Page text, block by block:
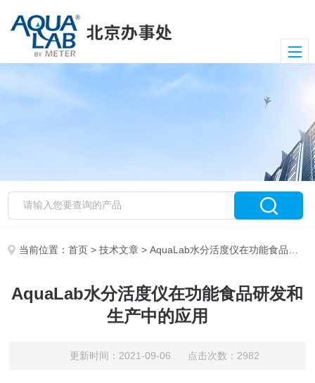
当前位置：首页 >技术文章 > AquaLab水分活度仪在功能食品研发和生产中的应用
AquaLab水分活度仪在功能食品研发和
生产中的应用
更新时间：2021-09-06 点击次数：2982